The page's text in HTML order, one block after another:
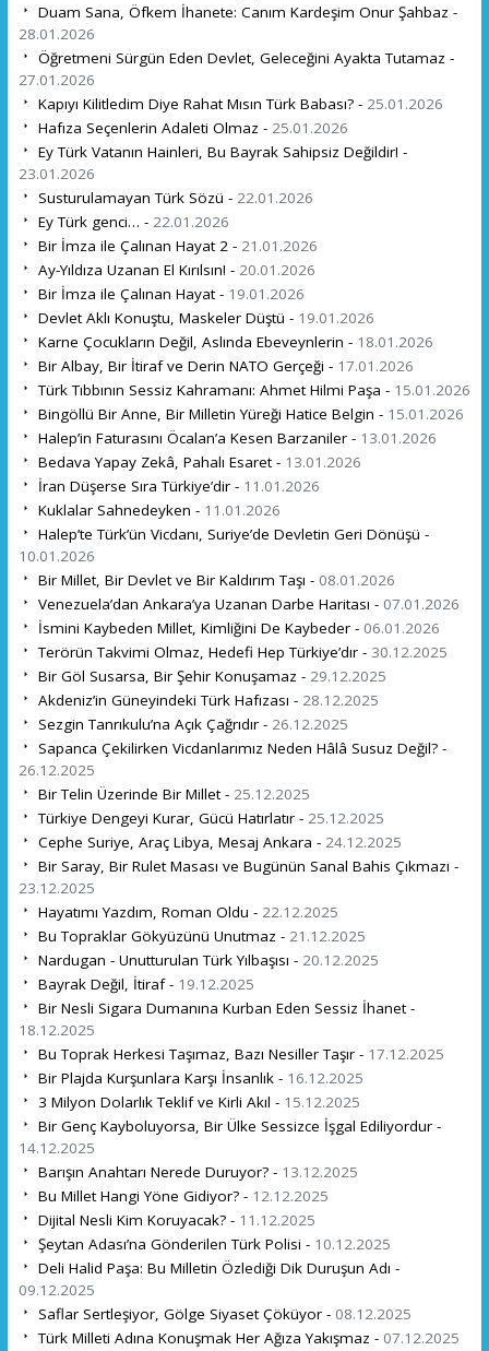
Duam Sana, Öfkem İhanete: Canım Kardeşim Onur Şahbaz -
28.01.2026
Öğretmeni Sürgün Eden Devlet, Geleceğini Ayakta Tutamaz -
27.01.2026
Kapıyı Kilitledim Diye Rahat Mısın Türk Babası? - 25.01.2026
Hafıza Seçenlerin Adaleti Olmaz - 25.01.2026
Ey Türk Vatanın Hainleri, Bu Bayrak Sahipsiz Değildir! -
23.01.2026
Susturulamayan Türk Sözü - 22.01.2026
Ey Türk genci… - 22.01.2026
Bir İmza ile Çalınan Hayat 2 - 21.01.2026
Ay-Yıldıza Uzanan El Kırılsın! - 20.01.2026
Bir İmza ile Çalınan Hayat - 19.01.2026
Devlet Aklı Konuştu, Maskeler Düştü - 19.01.2026
Karne Çocukların Değil, Aslında Ebeveynlerin - 18.01.2026
Bir Albay, Bir İtiraf ve Derin NATO Gerçeği - 17.01.2026
Türk Tıbbının Sessiz Kahramanı: Ahmet Hilmi Paşa - 15.01.2026
Bingöllü Bir Anne, Bir Milletin Yüreği Hatice Belgin - 15.01.2026
Halep’in Faturasını Öcalan’a Kesen Barzaniler - 13.01.2026
Bedava Yapay Zekâ, Pahalı Esaret - 13.01.2026
İran Düşerse Sıra Türkiye’dir - 11.01.2026
Kuklalar Sahnedeyken - 11.01.2026
Halep’te Türk’ün Vicdanı, Suriye’de Devletin Geri Dönüşü -
10.01.2026
Bir Millet, Bir Devlet ve Bir Kaldırım Taşı - 08.01.2026
Venezuela’dan Ankara’ya Uzanan Darbe Haritası - 07.01.2026
İsmini Kaybeden Millet, Kimliğini De Kaybeder - 06.01.2026
Terörün Takvimi Olmaz, Hedefi Hep Türkiye’dır - 30.12.2025
Bir Göl Susarsa, Bir Şehir Konuşamaz - 29.12.2025
Akdeniz’in Güneyindeki Türk Hafızası - 28.12.2025
Sezgin Tanrıkulu’na Açık Çağrıdır - 26.12.2025
Sapanca Çekilirken Vicdanlarımız Neden Hâlâ Susuz Değil? -
26.12.2025
Bir Telin Üzerinde Bir Millet - 25.12.2025
Türkiye Dengeyi Kurar, Gücü Hatırlatır - 25.12.2025
Cephe Suriye, Araç Libya, Mesaj Ankara - 24.12.2025
Bir Saray, Bir Rulet Masası ve Bugünün Sanal Bahis Çıkmazı -
23.12.2025
Hayatımı Yazdım, Roman Oldu - 22.12.2025
Bu Topraklar Gökyüzünü Unutmaz - 21.12.2025
Nardugan - Unutturulan Türk Yılbaşısı - 20.12.2025
Bayrak Değil, İtiraf - 19.12.2025
Bir Nesli Sigara Dumanına Kurban Eden Sessiz İhanet -
18.12.2025
Bu Toprak Herkesi Taşımaz, Bazı Nesiller Taşır - 17.12.2025
Bir Plajda Kurşunlara Karşı İnsanlık - 16.12.2025
3 Milyon Dolarlık Teklif ve Kirli Akıl - 15.12.2025
Bir Genç Kayboluyorsa, Bir Ülke Sessizce İşgal Ediliyordur -
14.12.2025
Barışın Anahtarı Nerede Duruyor? - 13.12.2025
Bu Millet Hangi Yöne Gidiyor? - 12.12.2025
Dijital Nesli Kim Koruyacak? - 11.12.2025
Şeytan Adası’na Gönderilen Türk Polisi - 10.12.2025
Deli Halid Paşa: Bu Milletin Özlediği Dik Duruşun Adı -
09.12.2025
Saflar Sertleşiyor, Gölge Siyaset Çöküyor - 08.12.2025
Türk Milleti Adına Konuşmak Her Ağıza Yakışmaz - 07.12.2025